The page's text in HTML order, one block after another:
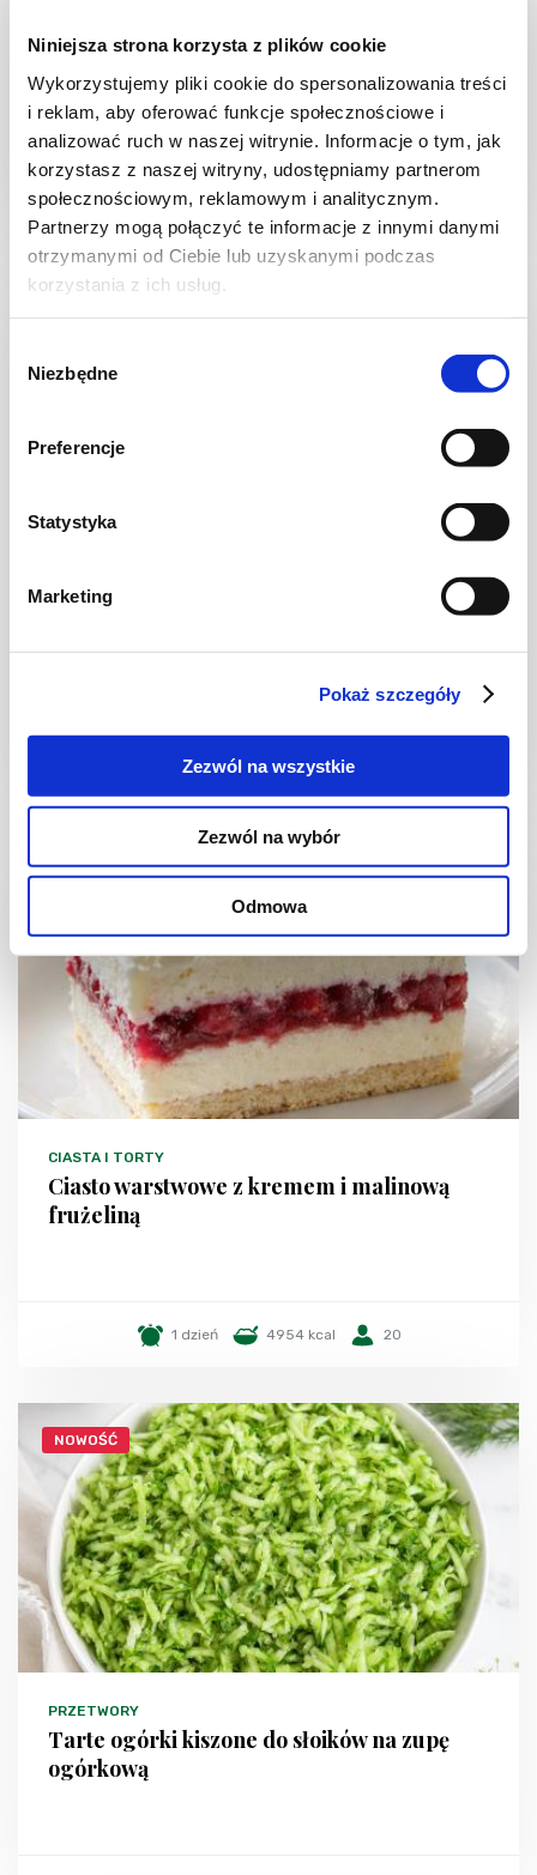
Niniejsza strona korzysta z plików cookie
Wykorzystujemy pliki cookie do spersonalizowania treści
i reklam, aby oferować funkcje społecznościowe i
analizować ruch w naszej witrynie. Informacje o tym, jak
korzystasz z naszej witryny, udostępniamy partnerom
społecznościowym, reklamowym i analitycznym.
Partnerzy mogą połączyć te informacje z innymi danymi
otrzymanymi od Ciebie lub uzyskanymi podczas
korzystania z ich usług.
zgody
Niezbędne
Preferencje
Statystyka
Marketing
Pokaż szczegóły
Zezwól na wszystkie
Zezwól na wybór
Odmowa
Omlet cesarski
20 min. 1282 kcal 2
CIASTECZKA
1531 kcal
CIASTA I TORTY
Ciasto warstwowe z kremem i malinową
frużeliną
1 dzień 4954 kcal 20
NOWOŚĆ
PRZETWORY
Tarte ogórki kiszone do słoików na zupę
ogórkową